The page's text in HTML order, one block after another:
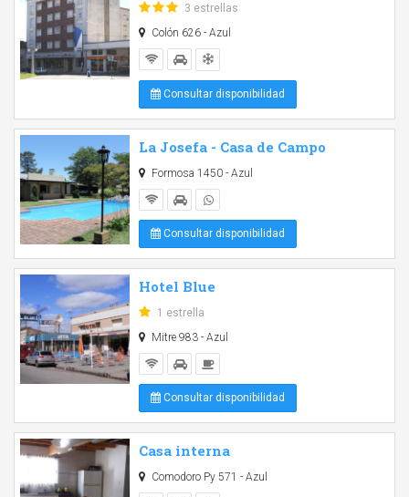
3 estrellas
Colón 626 - Azul
Consultar disponibilidad
La Josefa - Casa de Campo
Formosa 1450 - Azul
Consultar disponibilidad
Hotel Blue
1 estrella
Mitre 983 - Azul
Consultar disponibilidad
Casa interna
Comodoro Py 571 - Azul